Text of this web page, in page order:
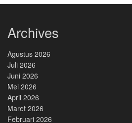
Archives
Agustus 2026
Juli 2026
Juni 2026
Mei 2026
April 2026
Maret 2026
Februari 2026